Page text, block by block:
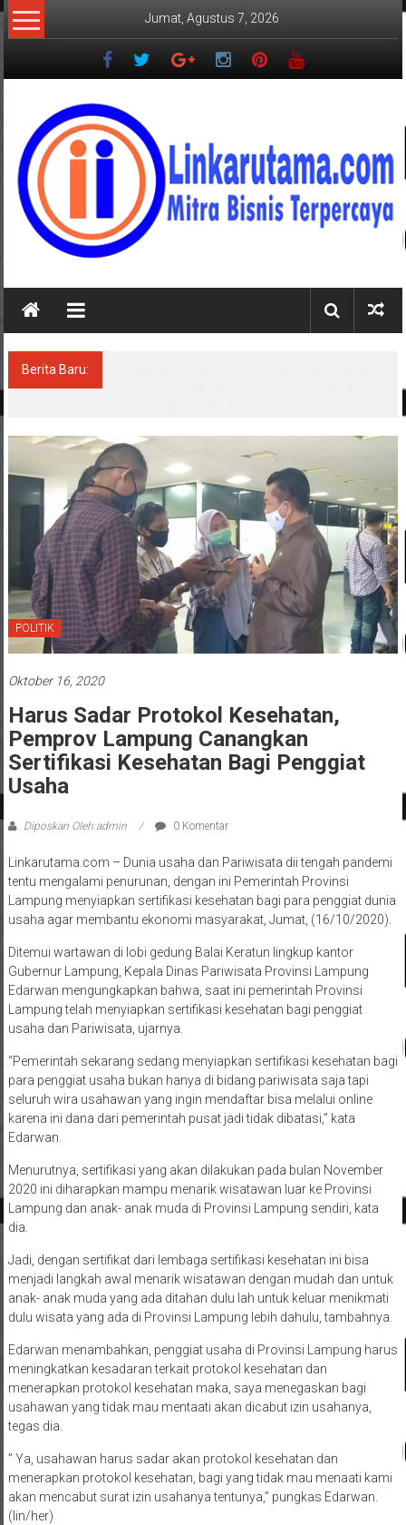
Lompat
ke
Jumat, Agustus 7, 2026
LINKARUTAMA.COM
Mitra
Terpercaya
Berita Baru:
POLITIK
Oktober 16, 2020
Harus Sadar Protokol Kesehatan,
Pemprov Lampung Canangkan
Sertifikasi Kesehatan Bagi Penggiat
Usaha
Diposkan Oleh:admin 0 Komentar
Linkarutama.com – Dunia usaha dan Pariwisata dii tengah pandemi
tentu mengalami penurunan, dengan ini Pemerintah Provinsi
Lampung menyiapkan sertifikasi kesehatan bagi para penggiat dunia
usaha agar membantu ekonomi masyarakat, Jumat, (16/10/2020).
Ditemui wartawan di lobi gedung Balai Keratun lingkup kantor
Gubernur Lampung, Kepala Dinas Pariwisata Provinsi Lampung
Edarwan mengungkapkan bahwa, saat ini pemerintah Provinsi
Lampung telah menyiapkan sertifikasi kesehatan bagi penggiat
usaha dan Pariwisata, ujarnya.
“Pemerintah sekarang sedang menyiapkan sertifikasi kesehatan bagi
para penggiat usaha bukan hanya di bidang pariwisata saja tapi
seluruh wira usahawan yang ingin mendaftar bisa melalui online
karena ini dana dari pemerintah pusat jadi tidak dibatasi,” kata
Edarwan.
Menurutnya, sertifikasi yang akan dilakukan pada bulan November
2020 ini diharapkan mampu menarik wisatawan luar ke Provinsi
Lampung dan anak- anak muda di Provinsi Lampung sendiri, kata
dia.
Jadi, dengan sertifikat dari lembaga sertifikasi kesehatan ini bisa
menjadi langkah awal menarik wisatawan dengan mudah dan untuk
anak- anak muda yang ada ditahan dulu lah untuk keluar menikmati
dulu wisata yang ada di Provinsi Lampung lebih dahulu, tambahnya.
Edarwan menambahkan, penggiat usaha di Provinsi Lampung harus
meningkatkan kesadaran terkait protokol kesehatan dan
menerapkan protokol kesehatan maka, saya menegaskan bagi
usahawan yang tidak mau mentaati akan dicabut izin usahanya,
tegas dia.
” Ya, usahawan harus sadar akan protokol kesehatan dan
menerapkan protokol kesehatan, bagi yang tidak mau menaati kami
akan mencabut surat izin usahanya tentunya,” pungkas Edarwan.
(lin/her)